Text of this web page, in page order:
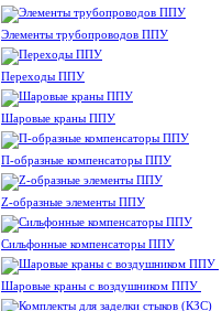
Элементы трубопроводов ППУ
Переходы ППУ
Шаровые краны ППУ
П-образные компенсаторы ППУ
Z-образные элементы ППУ
Сильфонные компенсаторы ППУ
Шаровые краны с воздушником ППУ